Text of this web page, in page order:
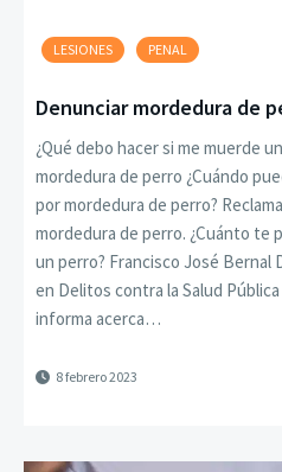
LESIONES PENAL
Denunciar mordedura de
¿Qué debo hacer si me muerde
mordedura de perro ¿Cuándo
por mordedura de perro?
mordedura de perro. ¿Cuánto te
un perro? Francisco José Bernal
en Delitos contra la Salud
informa acerca…
8 febrero 2023